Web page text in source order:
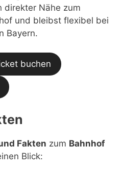
direkter Nähe zum
und bleibst flexibel bei
Bayern.
buchen
Fakten zum Bahnhof
Blick: